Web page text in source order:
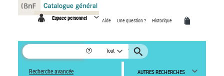
Espace personnel Aide Une question ? Historique
Tout
Recherche avancée AUTRES RECHERCHES
Panneau de gestion des cookies